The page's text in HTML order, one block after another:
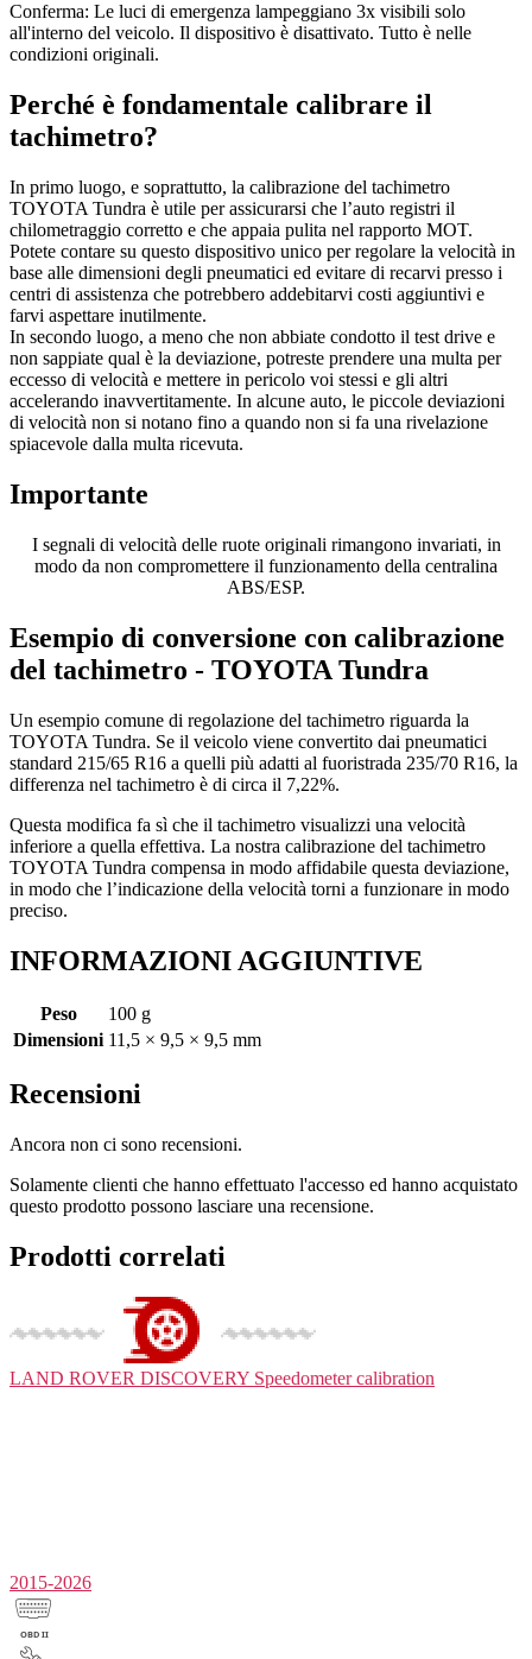
Conferma: Le luci di emergenza lampeggiano 3x visibili solo
all'interno del veicolo. Il dispositivo è disattivato. Tutto è nelle
condizioni originali.
Perché è fondamentale calibrare il
tachimetro?
In primo luogo, e soprattutto, la calibrazione del tachimetro
TOYOTA Tundra è utile per assicurarsi che l’auto registri il
chilometraggio corretto e che appaia pulita nel rapporto MOT.
Potete contare su questo dispositivo unico per regolare la velocità in
base alle dimensioni degli pneumatici ed evitare di recarvi presso i
centri di assistenza che potrebbero addebitarvi costi aggiuntivi e
farvi aspettare inutilmente.
In secondo luogo, a meno che non abbiate condotto il test drive e
non sappiate qual è la deviazione, potreste prendere una multa per
eccesso di velocità e mettere in pericolo voi stessi e gli altri
accelerando inavvertitamente. In alcune auto, le piccole deviazioni
di velocità non si notano fino a quando non si fa una rivelazione
spiacevole dalla multa ricevuta.
Importante
I segnali di velocità delle ruote originali rimangono invariati, in
modo da non compromettere il funzionamento della centralina
ABS/ESP.
Esempio di conversione con calibrazione
del tachimetro - TOYOTA Tundra
Un esempio comune di regolazione del tachimetro riguarda la
TOYOTA Tundra. Se il veicolo viene convertito dai pneumatici
standard 215/65 R16 a quelli più adatti al fuoristrada 235/70 R16, la
differenza nel tachimetro è di circa il 7,22%.
Questa modifica fa sì che il tachimetro visualizzi una velocità
inferiore a quella effettiva. La nostra calibrazione del tachimetro
TOYOTA Tundra compensa in modo affidabile questa deviazione,
in modo che l’indicazione della velocità torni a funzionare in modo
preciso.
INFORMAZIONI AGGIUNTIVE
Peso
100 g
Dimensioni 11,5 × 9,5 × 9,5 mm
Recensioni
Ancora non ci sono recensioni.
Solamente clienti che hanno effettuato l'accesso ed hanno acquistato
questo prodotto possono lasciare una recensione.
Prodotti correlati
LAND ROVER DISCOVERY Speedometer calibration
2015-2026